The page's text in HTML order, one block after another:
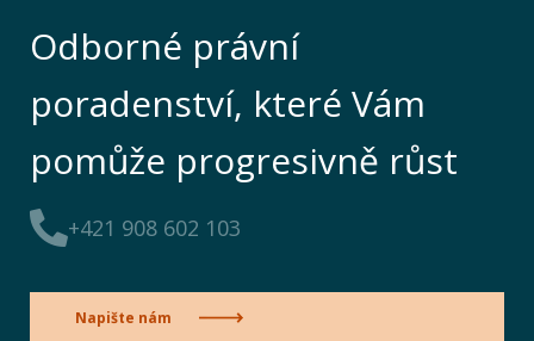
Odborné právní
poradenství, které Vám
pomůže progresivně růst
+421 908 602 103
Napište nám